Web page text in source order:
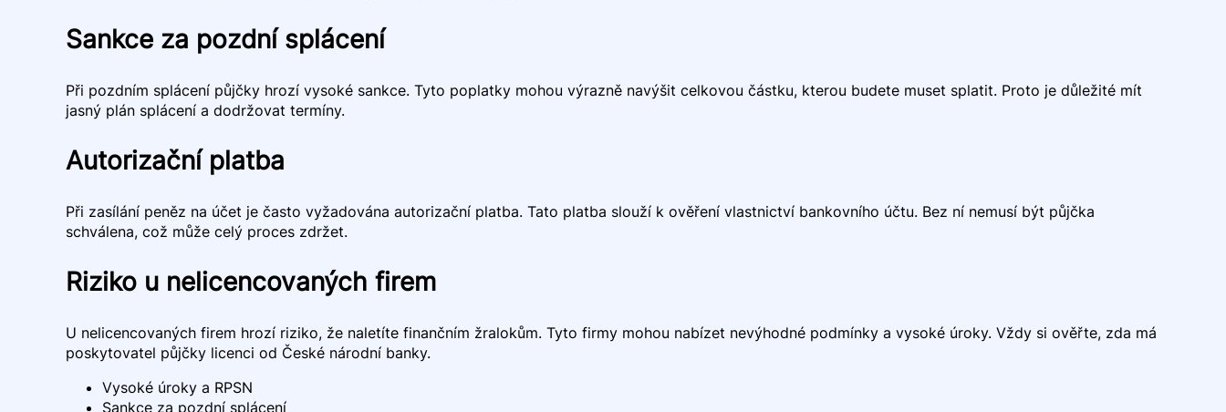
Sankce za pozdní splácení
Při pozdním splácení půjčky hrozí vysoké sankce. Tyto poplatky mohou výrazně navýšit celkovou částku, kterou budete muset splatit. Proto je důležité mít
jasný plán splácení a dodržovat termíny.
Autorizační platba
Při zasílání peněz na účet je často vyžadována autorizační platba. Tato platba slouží k ověření vlastnictví bankovního účtu. Bez ní nemusí být půjčka
schválena, což může celý proces zdržet.
Riziko u nelicencovaných firem
U nelicencovaných firem hrozí riziko, že naletíte finančním žralokům. Tyto firmy mohou nabízet nevýhodné podmínky a vysoké úroky. Vždy si ověřte, zda má
poskytovatel půjčky licenci od České národní banky.
Vysoké úroky a RPSN
Sankce za pozdní splácení